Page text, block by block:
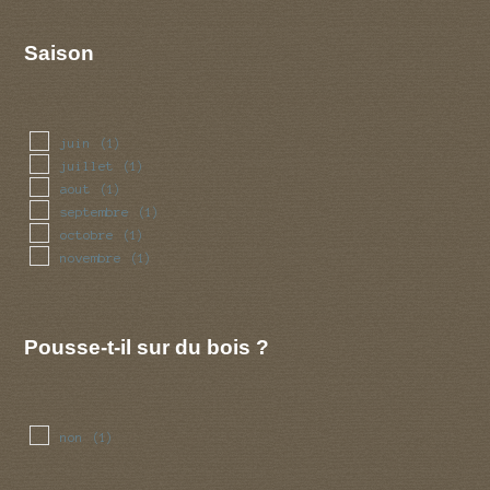
Saison
juin (1)
juillet (1)
aout (1)
septembre (1)
octobre (1)
novembre (1)
Pousse-t-il sur du bois ?
non (1)